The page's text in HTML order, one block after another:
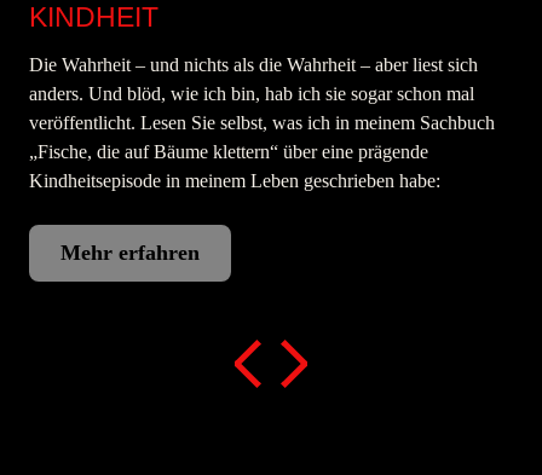
KINDHEIT
Die Wahrheit – und nichts als die Wahrheit – aber liest sich
anders. Und blöd, wie ich bin, hab ich sie sogar schon mal
veröffentlicht. Lesen Sie selbst, was ich in meinem Sachbuch
„Fische, die auf Bäume klettern“ über eine prägende
Kindheitsepisode in meinem Leben geschrieben habe:
Mehr erfahren